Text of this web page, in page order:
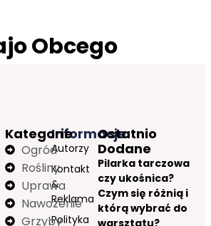
Obcego
Informacje
Autorzy
Kontakt
&
Reklama
Polityka
Kategorie
Ogród
Rośliny
Uprawa
Nawożenie
Grzyby
Ostatnio
Dodane
Pilarka tarczowa
czy ukośnica?
Czym się różnią i
którą wybrać do
warsztatu?